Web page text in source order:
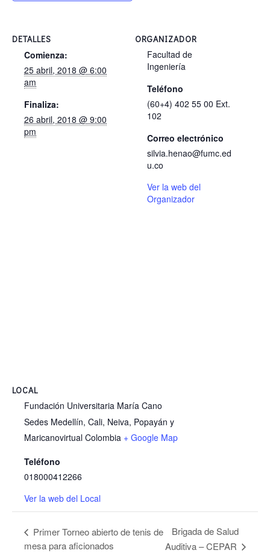
DETALLES
Comienza:
25 abril, 2018 @ 6:00
am
Finaliza:
26 abril, 2018 @ 9:00
pm
ORGANIZADOR
Facultad de
Ingeniería
Teléfono
(60+4) 402 55 00 Ext.
102
Correo electrónico
silvia.henao@fumc.ed
u.co
Ver la web del
Organizador
LOCAL
Fundación Universitaria María Cano
Sedes Medellín, Cali, Neiva, Popayán y
Maricanovirtual Colombia + Google Map
Teléfono
018000412266
Ver la web del Local
Primer Torneo abierto de tenis de
mesa para aficionados
Brigada de Salud
Auditiva – CEPAR